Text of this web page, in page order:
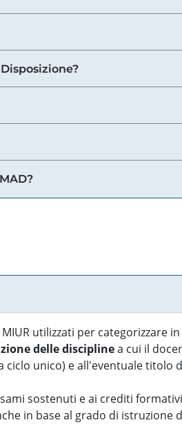
utilizzati per categorizzare
delle disciplinea cui il
ciclo unico) e all'eventuale titolo
sostenuti e ai crediti
in base al grado di istruzione